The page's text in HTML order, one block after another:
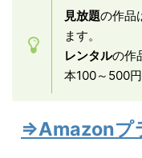
見放題の作品
ます。
レンタルの作
本100～500円
⇒Amazonプ